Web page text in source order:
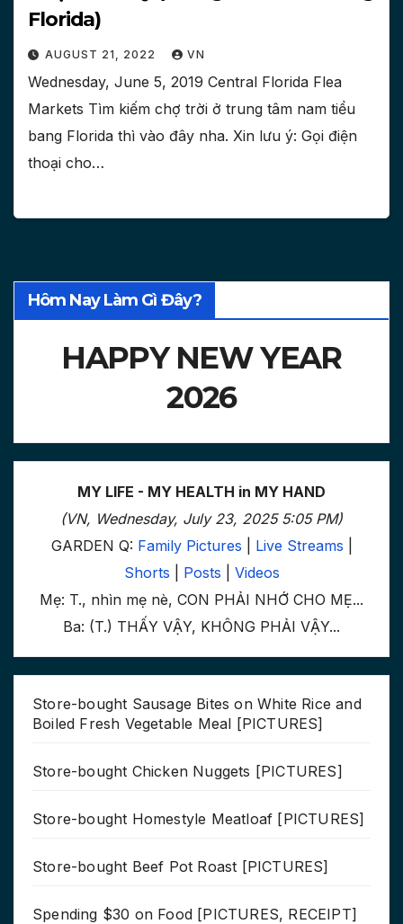
Florida)
AUGUST 21, 2022 VN
Wednesday, June 5, 2019 Central Florida Flea
Markets Tìm kiếm chợ trời ở trung tâm nam tiểu
bang Florida thì vào đây nha. Xin lưu ý: Gọi điện
thoại cho…
Hôm Nay Làm Gì Đây?
HAPPY NEW YEAR
2026
MY LIFE - MY HEALTH in MY HAND
(VN, Wednesday, July 23, 2025 5:05 PM)
GARDEN Q: Family Pictures Live Streams
Shorts
Posts
Videos
Mẹ: T., nhìn mẹ nè, CON PHẢI NHỚ CHO MẸ...
Ba: (T.) THẤY VẬY, KHÔNG PHẢI VẬY...
Store-bought Sausage Bites on White Rice and
Boiled Fresh Vegetable Meal [PICTURES]
Store-bought Chicken Nuggets [PICTURES]
Store-bought Homestyle Meatloaf [PICTURES]
Store-bought Beef Pot Roast [PICTURES]
Spending $30 on Food [PICTURES, RECEIPT]